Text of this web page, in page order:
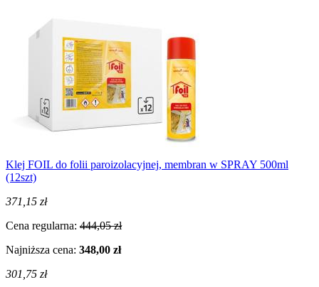
Klej FOIL do folii paroizolacyjnej, membran w SPRAY 500ml
(12szt)
371,15 zł
Cena regularna: 444,05 zł
Najniższa cena: 348,00 zł
301,75 zł